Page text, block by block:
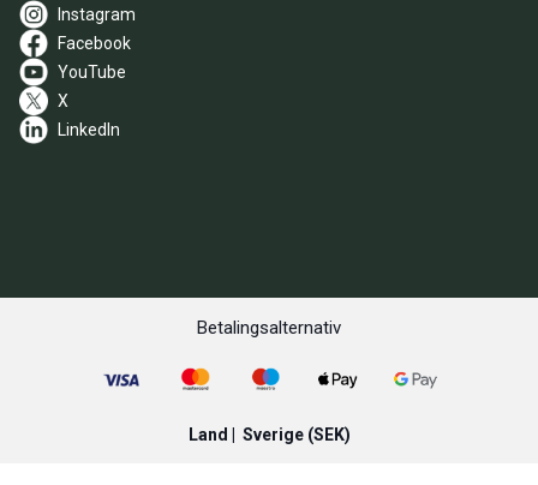
Instagram
Facebook
YouTube
X
LinkedIn
Betalingsalternativ
Sverige(SEK)